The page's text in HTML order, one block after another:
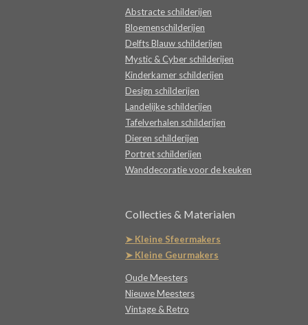
Abstracte schilderijen
Bloemenschilderijen
Delfts Blauw schilderijen
Mystic & Cyber schilderijen
Kinderkamer schilderijen
Design schilderijen
Landelijke schilderijen
Tafelverhalen schilderijen
Dieren schilderijen
Portret schilderijen
Wanddecoratie voor de keuken
Collecties & Materialen
➤ Kleine Sfeermakers
➤ Kleine Geurmakers
Oude Meesters
Nieuwe Meesters
Vintage & Retro